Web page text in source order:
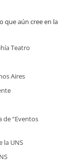
que aún cree en la
Teatro
Aires
“Eventos
la UNS